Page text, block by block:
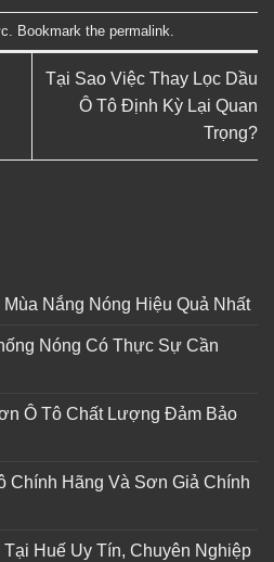
. Bookmark the permalink
Tại Sao Việc Thay Lọc Dầu
Ô Tô Định Kỳ Lại Quan
Trọng?
Nắng Nóng Hiệu Quả Nhất
Nóng Có Thực Sự Cần
Ô Tô Chất Lượng Đảm Bảo
Chính Hãng Và Sơn Giả Chính
Huế Uy Tín, Chuyên Nghiệp